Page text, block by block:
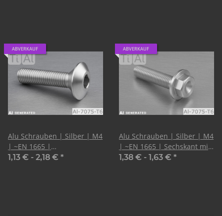
ABVERKAUF
Alu Schrauben | Silber | M4
| ~EN 1665 |
LinsenSenkkopf | CNC
1,13 € - 2,18 € *
ABVERKAUF
Alu Schrauben | Silber | M4
| ~EN 1665 | Sechskant mit
Flansch
1,38 € - 1,63 € *